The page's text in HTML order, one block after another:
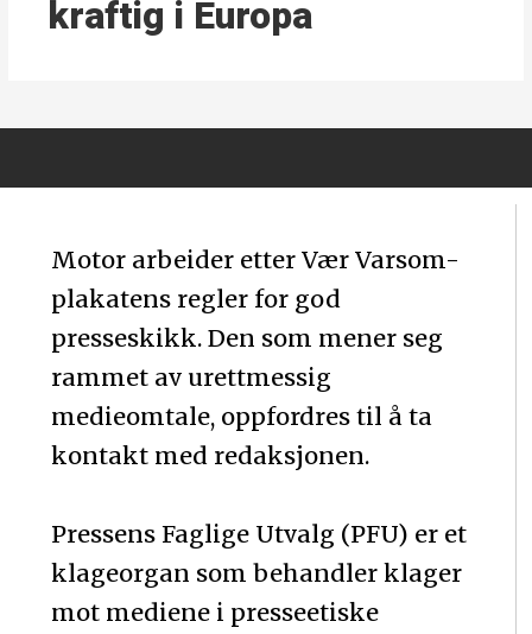
kraftig i Europa
Motor arbeider etter Vær Varsom-
plakatens regler for god
presseskikk. Den som mener seg
rammet av urettmessig
medieomtale, oppfordres til å ta
kontakt med redaksjonen.
Pressens Faglige Utvalg (PFU) er et
klageorgan som behandler klager
mot mediene i presseetiske